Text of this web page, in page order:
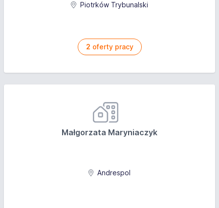
Piotrków Trybunalski
2 oferty pracy
Małgorzata Maryniaczyk
Andrespol